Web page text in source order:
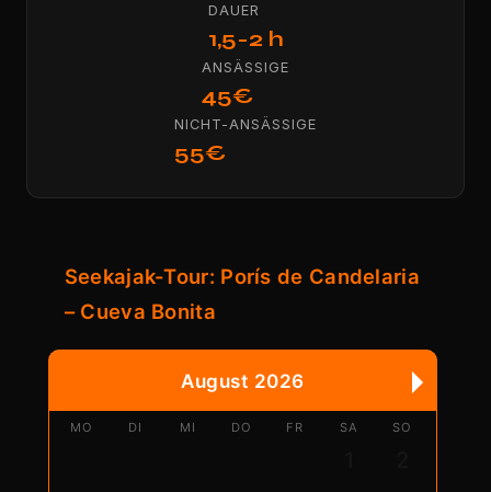
DAUER
1,5-2 h
ANSÄSSIGE
45€
NICHT-ANSÄSSIGE
55€